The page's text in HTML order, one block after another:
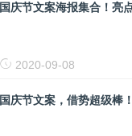
国庆节文案海报集合！亮
2020-09-08
国庆节文案，借势超级棒！